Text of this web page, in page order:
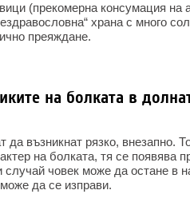
(прекомерна консумация на
храна с много
преяждане.
на болката в
да възникнат рязко, внезапно.
на болката, тя се появява
случай човек може да остане в
да се изправи.